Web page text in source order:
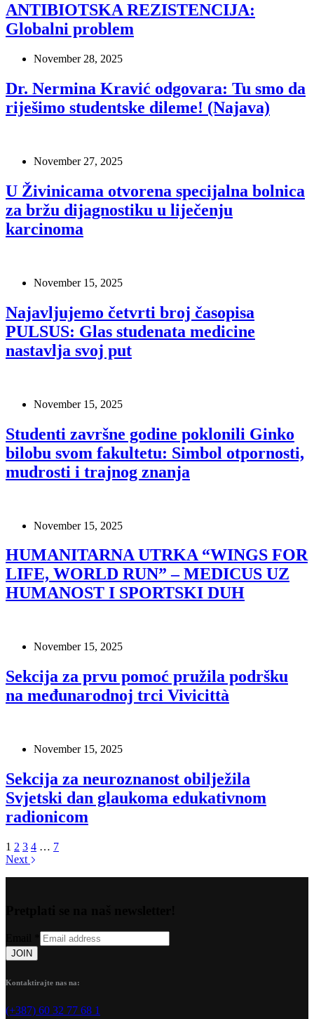
ANTIBIOTSKA REZISTENCIJA:
Globalni problem
November 28, 2025
Dr. Nermina Kravić odgovara: Tu smo da
riješimo studentske dileme! (Najava)
November 27, 2025
U Živinicama otvorena specijalna bolnica
za bržu dijagnostiku u liječenju
karcinoma
November 15, 2025
Najavljujemo četvrti broj časopisa
PULSUS: Glas studenata medicine
nastavlja svoj put
November 15, 2025
Studenti završne godine poklonili Ginko
bilobu svom fakultetu: Simbol otpornosti,
mudrosti i trajnog znanja
November 15, 2025
HUMANITARNA UTRKA “WINGS FOR
LIFE, WORLD RUN” – MEDICUS UZ
HUMANOST I SPORTSKI DUH
November 15, 2025
Sekcija za prvu pomoć pružila podršku
na međunarodnoj trci Vivicittà
November 15, 2025
Sekcija za neuroznanost obilježila
Svjetski dan glaukoma edukativnom
radionicom
1 2 3 4 … 7
Next
JOIN
Kontaktirajte nas na:
(+387) 60 32 77 68 1